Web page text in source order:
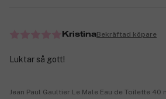
KristinaBekräftad köpare
Luktar så gott!
Jean Paul Gaultier Le Male Eau de Toilette 40